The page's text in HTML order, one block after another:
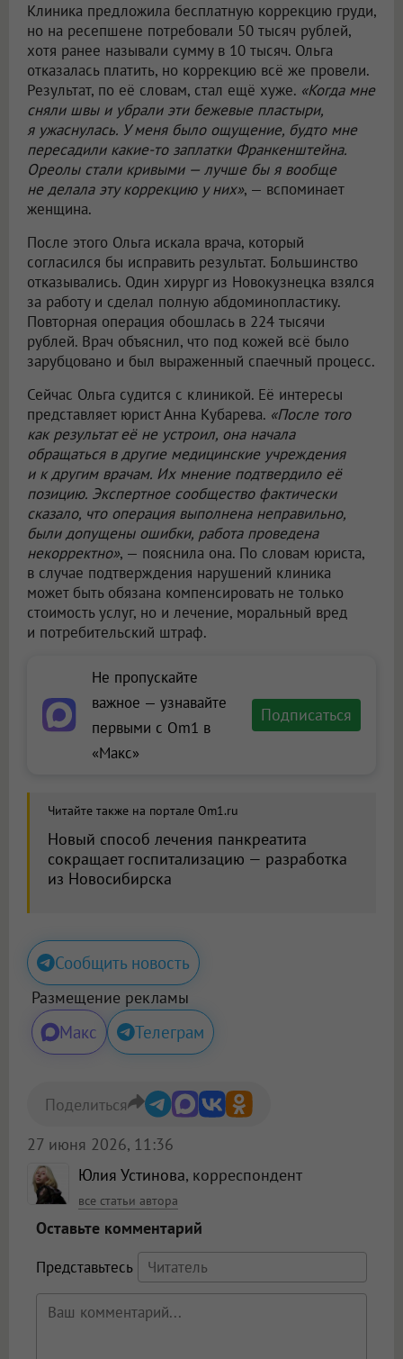
Клиника предложила бесплатную коррекцию груди,
но на ресепшене потребовали 50 тысяч рублей,
хотя ранее называли сумму в 10 тысяч. Ольга
отказалась платить, но коррекцию всё же провели.
Результат, по её словам, стал ещё хуже. «Когда мне
сняли швы и убрали эти бежевые пластыри,
я ужаснулась. У меня было ощущение, будто мне
пересадили какие-то заплатки Франкенштейна.
Ореолы стали кривыми — лучше бы я вообще
не делала эту коррекцию у них», — вспоминает
женщина.
После этого Ольга искала врача, который
согласился бы исправить результат. Большинство
отказывались. Один хирург из Новокузнецка взялся
за работу и сделал полную абдоминопластику.
Повторная операция обошлась в 224 тысячи
рублей. Врач объяснил, что под кожей всё было
зарубцовано и был выраженный спаечный процесс.
Сейчас Ольга судится с клиникой. Её интересы
представляет юрист Анна Кубарева. «После того
как результат её не устроил, она начала
обращаться в другие медицинские учреждения
и к другим врачам. Их мнение подтвердило её
позицию. Экспертное сообщество фактически
сказало, что операция выполнена неправильно,
были допущены ошибки, работа проведена
некорректно», — пояснила она. По словам юриста,
в случае подтверждения нарушений клиника
может быть обязана компенсировать не только
стоимость услуг, но и лечение, моральный вред
и потребительский штраф.
Не пропускайте
важное — узнавайте
первыми с Om1 в
«Макс»
Подписаться
Читайте также на портале Om1.ru
Новый способ лечения панкреатита
сокращает госпитализацию — разработка
из Новосибирска
Сообщить новость
Размещение рекламы
Макс Телеграм
Юлия Устинова, корреспондент
все статьи автора
27 июня 2026, 11:36
Поделиться
Оставьте комментарий
Представьтесь